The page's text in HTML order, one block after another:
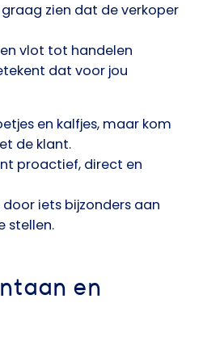
graag zien dat de verkoper
vlot tot handelen
dat voor jou
en kalfjes, maar kom
de klant.
proactief, direct en
iets bijzonders aan
stellen.
en